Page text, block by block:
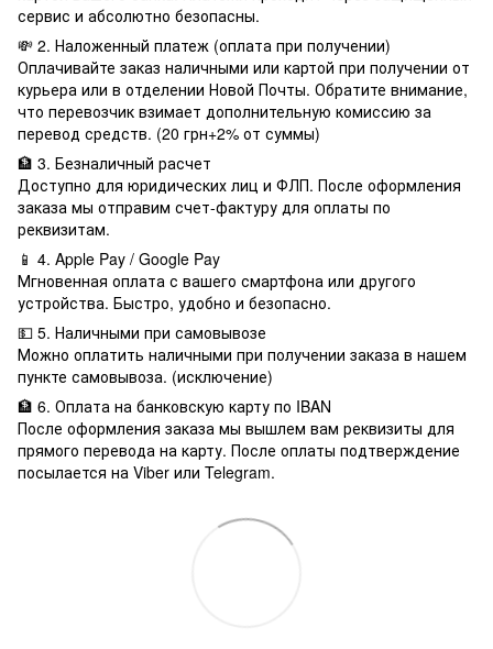
сервис и абсолютно безопасны.
💸 2. Наложенный платеж (оплата при получении)
Оплачивайте заказ наличными или картой при получении от
курьера или в отделении Новой Почты. Обратите внимание,
что перевозчик взимает дополнительную комиссию за
перевод средств. (20 грн+2% от суммы)
🏦 3. Безналичный расчет
Доступно для юридических лиц и ФЛП. После оформления
заказа мы отправим счет-фактуру для оплаты по
реквизитам.
📱 4. Apple Pay / Google Pay
Мгновенная оплата с вашего смартфона или другого
устройства. Быстро, удобно и безопасно.
💵 5. Наличными при самовывозе
Можно оплатить наличными при получении заказа в нашем
пункте самовывоза. (исключение)
🏦 6. Оплата на банковскую карту по IBAN
После оформления заказа мы вышлем вам реквизиты для
прямого перевода на карту. После оплаты подтверждение
посылается на Viber или Telegram.